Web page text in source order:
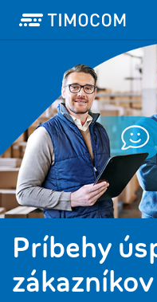
Príbehy
zákazníkov